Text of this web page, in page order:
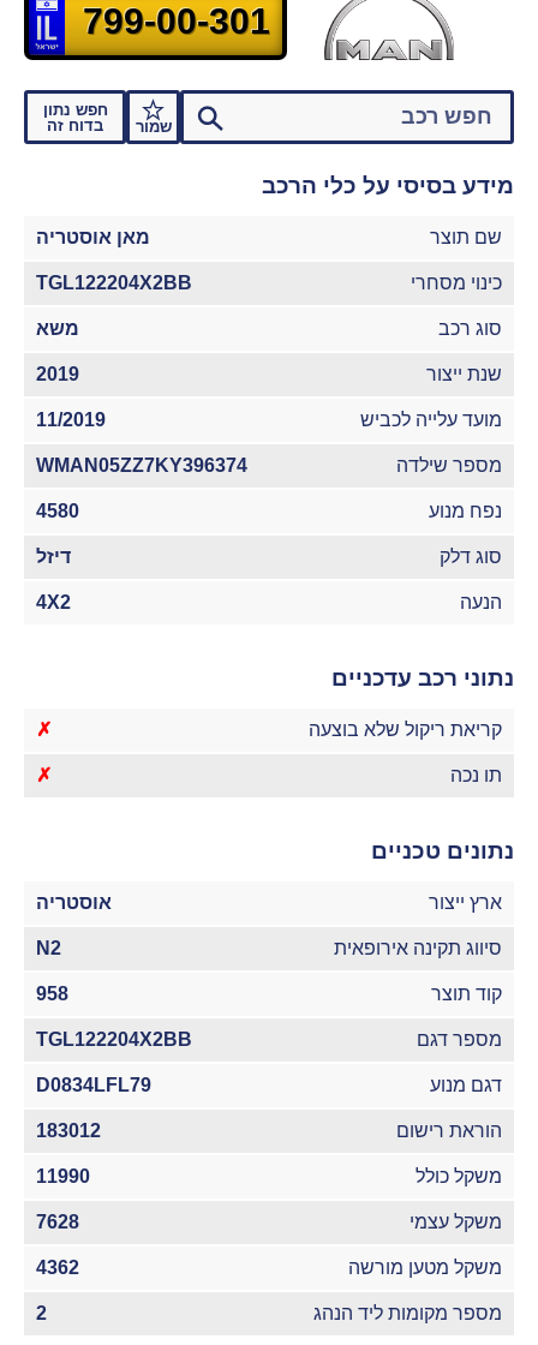
שמור
חפש נתון
בדוח זה
799-00-301
מידע בסיסי על כלי הרכב
שם תוצר מאן אוסטריה
כינוי מסחרי TGL122204X2BB
סוג רכב משא
שנת ייצור 2019
מועד עלייה לכביש 11/2019
מספר שילדה WMAN05ZZ7KY396374
נפח מנוע 4580
סוג דלק דיזל
הנעה 4X2
נתוני רכב עדכניים
קריאת ריקול שלא בוצעה ✗
תו נכה ✗
נתונים טכניים
ארץ ייצור אוסטריה
סיווג תקינה אירופאית N2
קוד תוצר 958
מספר דגם TGL122204X2BB
דגם מנוע D0834LFL79
הוראת רישום 183012
משקל כולל 11990
משקל עצמי 7628
משקל מטען מורשה 4362
מספר מקומות ליד הנהג 2